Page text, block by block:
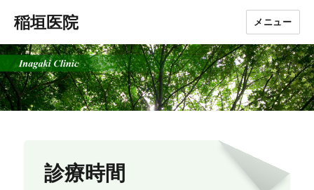
稲垣医院 メニュー
診療時間